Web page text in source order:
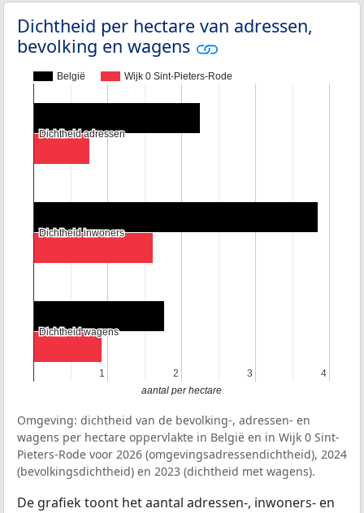
Dichtheid per hectare van adressen,
bevolking en wagens
België Wijk 0 Sint-Pieters-Rode
1
1 2
2 3
3 4
4
Dichtheid adressen
Dichtheid adressen
Dichtheid inwoners
Dichtheid inwoners
Dichtheid wagens
Dichtheid wagens
aantal per hectare
Omgeving: dichtheid van de bevolking-, adressen- en
wagens per hectare oppervlakte in België en in Wijk 0 Sint-
Pieters-Rode voor 2026 (omgevingsadressendichtheid), 2024
(bevolkingsdichtheid) en 2023 (dichtheid met wagens).
De grafiek toont het aantal adressen-, inwoners- en